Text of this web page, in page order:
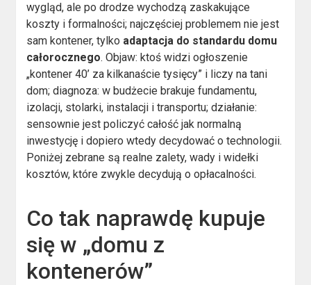
wygląd, ale po drodze wychodzą zaskakujące
koszty i formalności; najczęściej problemem nie jest
sam kontener, tylko adaptacja do standardu domu
całorocznego. Objaw: ktoś widzi ogłoszenie
„kontener 40’ za kilkanaście tysięcy” i liczy na tani
dom; diagnoza: w budżecie brakuje fundamentu,
izolacji, stolarki, instalacji i transportu; działanie:
sensownie jest policzyć całość jak normalną
inwestycję i dopiero wtedy decydować o technologii.
Poniżej zebrane są realne zalety, wady i widełki
kosztów, które zwykle decydują o opłacalności.
Co tak naprawdę kupuje
się w „domu z
kontenerów”